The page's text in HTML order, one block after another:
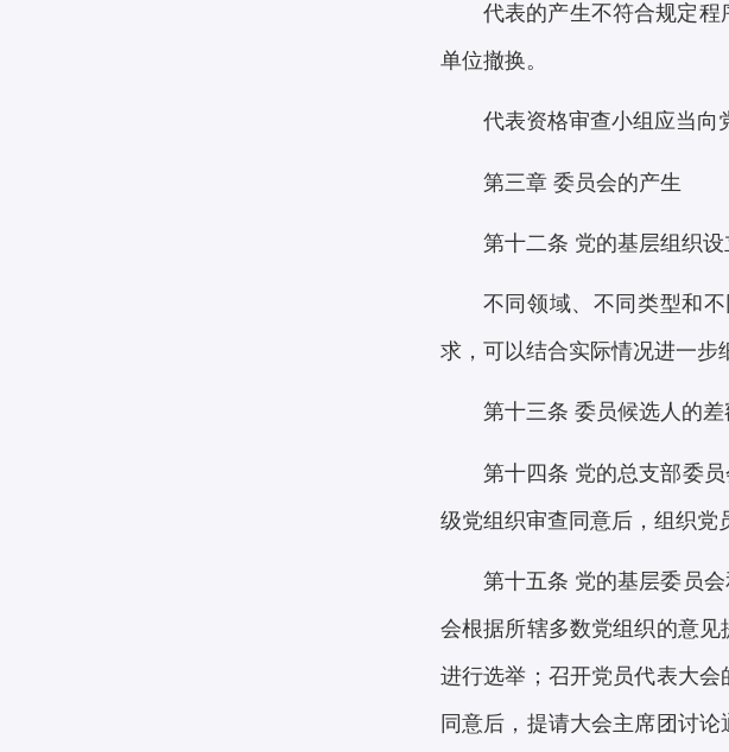
代表的产生不符合规定
单位撤换。
代表资格审查小组应当向
第三章 委员会的产生
第十二条 党的基层组织
不同领域、不同类型和
求，可以结合实际情况进一步
第十三条 委员候选人的差
第十四条 党的总支部委
级党组织审查同意后，组织党
第十五条 党的基层委员
会根据所辖多数党组织的意
进行选举；召开党员代表大
同意后，提请大会主席团讨